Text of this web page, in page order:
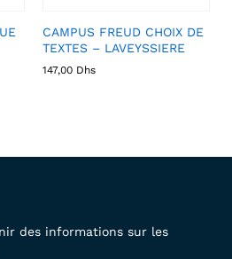
CAMPUS FREUD CHOIX DE
TEXTES – LAVEYSSIERE
147,00 Dhs
des informations sur les